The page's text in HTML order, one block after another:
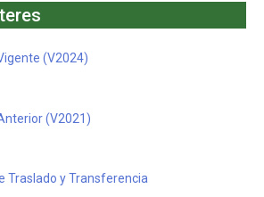
(V2024)
(V2021)
Traslado y Transferencia